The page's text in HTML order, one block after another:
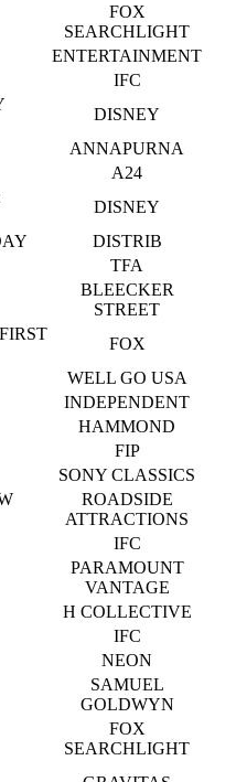
FOX
SEARCHLIGHT
ENTERTAINMENT
IFC
DISNEY
ANNAPURNA
A24
DISNEY
DISTRIB
TFA
BLEECKER
STREET
FOX
WELL GO USA
INDEPENDENT
HAMMOND
FIP
SONY CLASSICS
ROADSIDE
ATTRACTIONS
IFC
PARAMOUNT
VANTAGE
H COLLECTIVE
IFC
NEON
SAMUEL
GOLDWYN
FOX
SEARCHLIGHT